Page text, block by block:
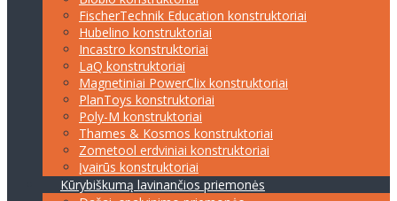
FischerTechnik Education konstruktoriai
Hubelino konstruktoriai
Incastro konstruktoriai
LaQ konstruktoriai
Magnetiniai PowerClix konstruktoriai
PlanToys konstruktoriai
Poly-M konstruktoriai
Thames & Kosmos konstruktoriai
Zometool erdviniai konstruktoriai
Įvairūs konstruktoriai
Kūrybiškumą lavinančios priemonės